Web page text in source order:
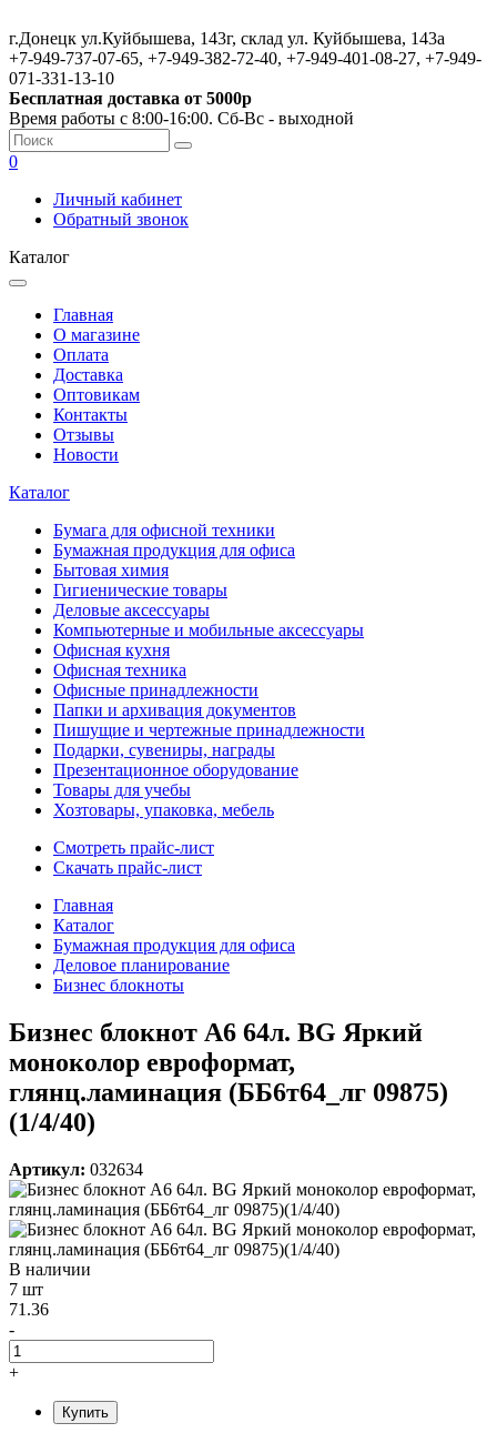
г.Донецк ул.Куйбышева, 143г, склад ул. Куйбышева, 143а
+7-949-737-07-65, +7-949-382-72-40, +7-949-401-08-27, +7-949-
071-331-13-10
Бесплатная доставка от 5000р
Время работы с 8:00-16:00. Сб-Вс - выходной
0
Личный кабинет
Обратный звонок
Каталог
Главная
О магазине
Оплата
Доставка
Оптовикам
Контакты
Отзывы
Новости
Каталог
Бумага для офисной техники
Бумажная продукция для офиса
Бытовая химия
Гигиенические товары
Деловые аксессуары
Компьютерные и мобильные аксессуары
Офисная кухня
Офисная техника
Офисные принадлежности
Папки и архивация документов
Пишущие и чертежные принадлежности
Подарки, сувениры, награды
Презентационное оборудование
Товары для учебы
Хозтовары, упаковка, мебель
Смотреть прайс-лист
Скачать прайс-лист
Главная
Каталог
Бумажная продукция для офиса
Деловое планирование
Бизнес блокноты
Бизнес блокнот А6 64л. BG Яркий
моноколор евроформат,
глянц.ламинация (ББ6т64_лг 09875)
(1/4/40)
Артикул: 032634
В наличии
7 шт
71.36
-
+
Купить